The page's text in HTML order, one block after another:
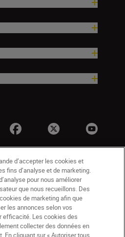
de confidentialité
d’accepter les cookies et
fins d’analyse et de marketing.
pour nous améliorer
que nous recueillons. Des
de marketing afin que
les annonces selon vos
efficacité. Les cookies des
collecter des données en
En cliquant sur « Autoriser tous